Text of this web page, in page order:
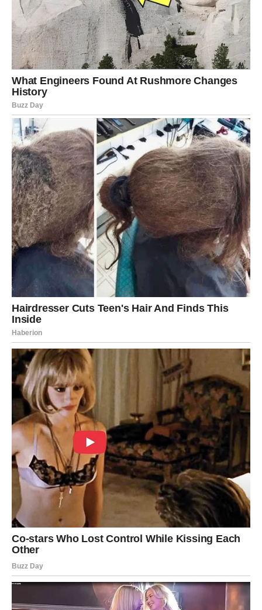
Mnogi pripadnici ovog znaka dobiće odgovor koji čekaju
veoma dugo. Jedna osoba će pokazati prave emocije, a
moguće je i pomirenje koje niko nije očekivao.
Na poslovnom planu dolazi veliki preokret. Neko će dobiti
novu ponudu, dok će drugi rešiti problem koji ih dugo
opterećuje.
Ali ono najvažnije tek dolazi – Škorpije će imati priliku da
ostvare jednu ogromnu želju. Nešto o čemu su dugo
maštali sada može postati stvarnost. Za neke će to biti
ljubav, za druge novac ili životna promena koja sve menja.
Strelac
Strelčevi konačno izlaze iz perioda nesigurnosti.
Poslednjih meseci mnogo toga ih je iscrpelo, ali sada
dolazi vreme kada će opet osetiti radost i optimizam.
Od 10. do 20. maja očekuje ih mnogo kretanja, novih ljudi
i zanimljivih događaja. Jedna poruka ili poziv može
potpuno promeniti njihove planove.
U ljubavi dolazi velika prilika za sreću. Slobodni Strelčevi
mogu upoznati osobu koja će ih osvojiti na prvi pogled,
dok zauzeti ulaze u mnogo stabilniji period.
Na poslu ih očekuje mogućnost napretka i finansijskog
poboljšanja.
Jarac
Jarčevi ulaze u period koji će im pokazati da ništa nije
bilo slučajno. Sve kroz šta su prolazili imalo je razlog, a
sada dolazi nagrada za njihovu upornost.
Mnogi Jarčevi će konačno dobiti ono što dugo čekaju.
Moguće je ostvarenje poslovnog cilja, rešavanje važnog
problema ili velika finansijska promena.